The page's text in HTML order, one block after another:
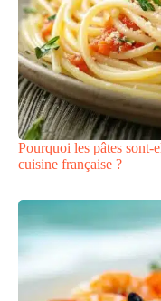
Pourquoi les pâtes sont-
cuisine française ?